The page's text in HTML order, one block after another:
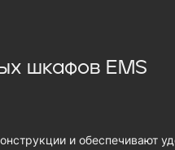
шкафов EMS
и обеспечивают